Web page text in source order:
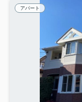
アパート